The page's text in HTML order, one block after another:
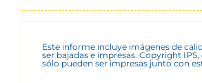
Este informe incluye imágenes de
ser bajadas e impresas. Copyright
sólo pueden ser impresas junto con